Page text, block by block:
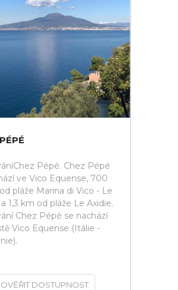
Pépé. Chez Pépé
ve Vico Equense, 700
pláže Marina di Vico - Le
1,3 km od pláže Le Axidie.
Chez Pépé se nachází
Vico Equense (Itálie -
OVĚŘIT DOSTUPNOST